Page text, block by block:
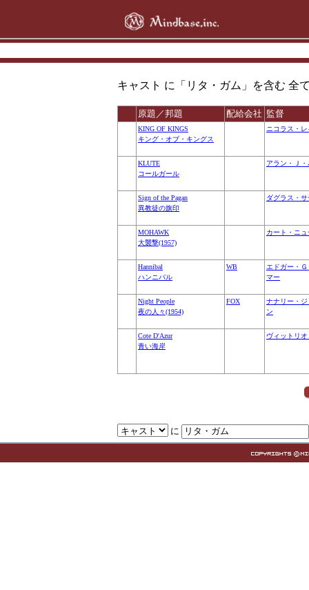
キャスト に「リタ・ガム」を含む 全
原題／邦題 配給会社 監督
KING OF KINGS
キング・オブ・キングス
ニコラス・レ
KLUTE
コールガール
アラン・Ｊ
Sign of the Pagan
異教徒の旗印
ダグラス・サ
MOHAWK
大襲撃(1957)
カート・ニ
Hannibal
ハンニバル
WB
エドガー・
マー
Night People
夜の人々(1954)
FOX
ナナリー・ジ
ン
Cote D'Azur
青い海岸
ヴィットリ
に